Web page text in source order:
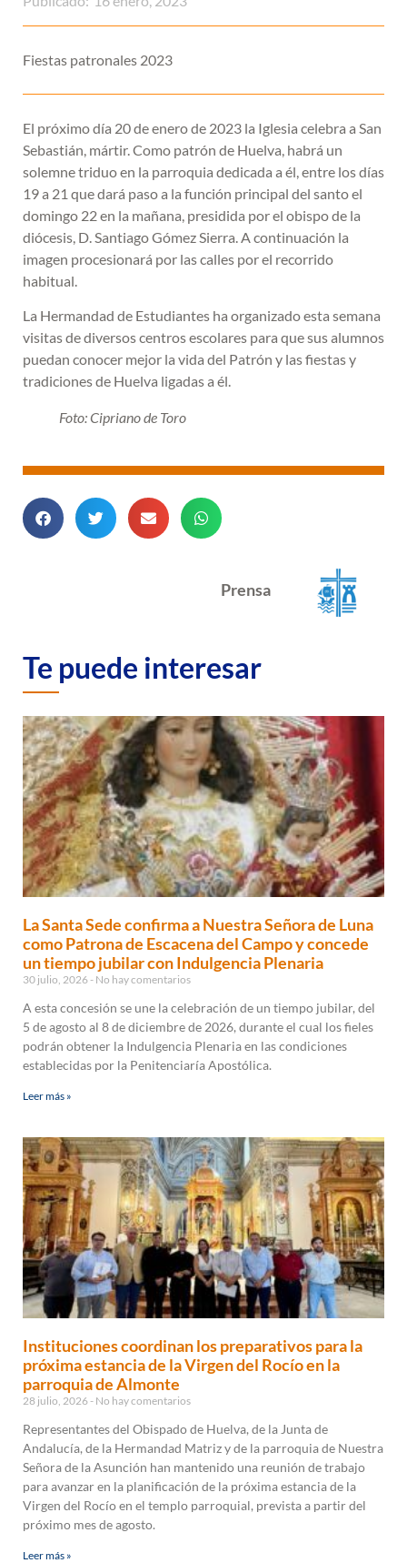
Fiestas patronales 2023
El próximo día 20 de enero de 2023 la Iglesia celebra a San
Sebastián, mártir. Como patrón de Huelva, habrá un
solemne triduo en la parroquia dedicada a él, entre los días
19 a 21 que dará paso a la función principal del santo el
domingo 22 en la mañana, presidida por el obispo de la
diócesis, D. Santiago Gómez Sierra. A continuación la
imagen procesionará por las calles por el recorrido
habitual.
La Hermandad de Estudiantes ha organizado esta semana
visitas de diversos centros escolares para que sus alumnos
puedan conocer mejor la vida del Patrón y las fiestas y
tradiciones de Huelva ligadas a él.
Foto: Cipriano de Toro
Prensa
Te puede interesar
La Santa Sede confirma a Nuestra Señora de Luna
como Patrona de Escacena del Campo y concede
un tiempo jubilar con Indulgencia Plenaria
30 julio, 2026 No hay comentarios
A esta concesión se une la celebración de un tiempo jubilar, del
5 de agosto al 8 de diciembre de 2026, durante el cual los fieles
podrán obtener la Indulgencia Plenaria en las condiciones
establecidas por la Penitenciaría Apostólica.
Leer más »
Instituciones coordinan los preparativos para la
próxima estancia de la Virgen del Rocío en la
parroquia de Almonte
28 julio, 2026 No hay comentarios
Representantes del Obispado de Huelva, de la Junta de
Andalucía, de la Hermandad Matriz y de la parroquia de Nuestra
Señora de la Asunción han mantenido una reunión de trabajo
para avanzar en la planificación de la próxima estancia de la
Virgen del Rocío en el templo parroquial, prevista a partir del
próximo mes de agosto.
Leer más »